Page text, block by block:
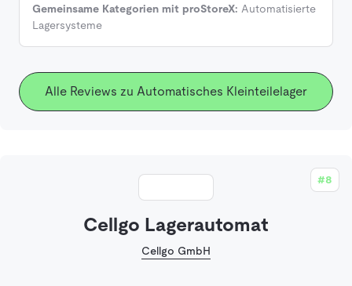
Gemeinsame Kategorien mit proStoreX: Automatisierte
Lagersysteme
Alle Reviews zu Automatisches Kleinteilelager
#8
Cellgo Lagerautomat
Cellgo GmbH